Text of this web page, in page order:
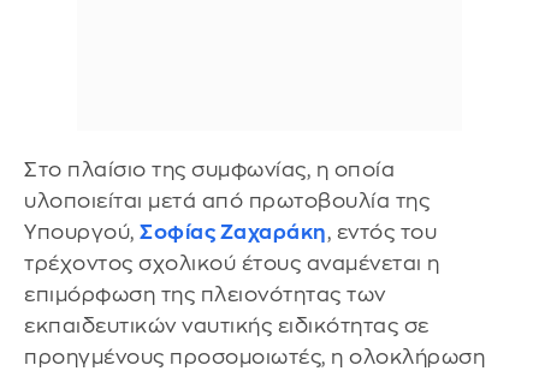
Στο πλαίσιο της συμφωνίας, η οποία
υλοποιείται μετά από πρωτοβουλία της
Υπουργού, Σοφίας Ζαχαράκη, εντός του
τρέχοντος σχολικού έτους αναμένεται η
επιμόρφωση της πλειονότητας των
εκπαιδευτικών ναυτικής ειδικότητας σε
προηγμένους προσομοιωτές, η ολοκλήρωση